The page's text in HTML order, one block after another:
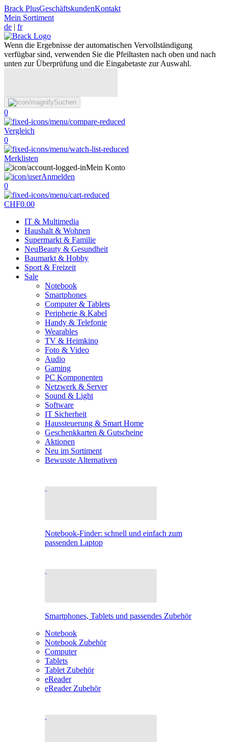
Brack PlusGeschäftskundenKontakt
Mein Sortiment
de | fr
Wenn die Ergebnisse der automatischen Vervollständigung
verfügbar sind, verwenden Sie die Pfeiltasten nach oben und nach
unten zur Überprüfung und die Eingabetaste zur Auswahl.
Suchen
0
Vergleich
0
Merklisten
Mein Konto
Anmelden
0
CHF0.00
IT & Multimedia
Haushalt & Wohnen
Supermarkt & Familie
NeuBeauty & Gesundheit
Baumarkt & Hobby
Sport & Freizeit
Sale
Notebook
Smartphones
Computer & Tablets
Peripherie & Kabel
Handy & Telefonie
Wearables
TV & Heimkino
Foto & Video
Audio
Gaming
PC Komponenten
Netzwerk & Server
Sound & Light
Software
IT Sicherheit
Haussteuerung & Smart Home
Geschenkkarten & Gutscheine
Aktionen
Neu im Sortiment
Bewusste Alternativen
Notebook-Finder: schnell und einfach zum
passenden Laptop
Smartphones, Tablets und passendes Zubehör
Notebook
Notebook Zubehör
Computer
Tablets
Tablet Zubehör
eReader
eReader Zubehör